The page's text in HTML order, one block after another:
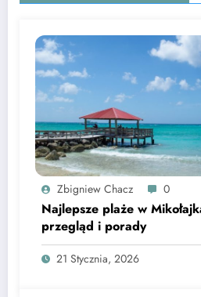
Zbigniew Chacz 0
Najlepsze plaże w
przegląd i porady
21 Stycznia, 2026